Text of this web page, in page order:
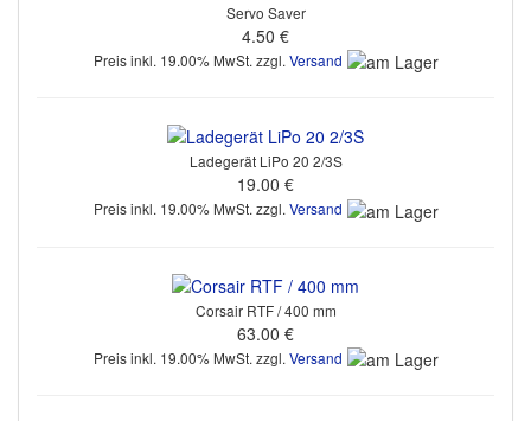
Servo Saver
4.50 €
Preis inkl. 19.00% MwSt. zzgl. Versand
Ladegerät LiPo 20 2/3S
19.00 €
Preis inkl. 19.00% MwSt. zzgl. Versand
Corsair RTF / 400 mm
63.00 €
Preis inkl. 19.00% MwSt. zzgl. Versand